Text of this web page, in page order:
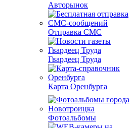
Авторынок
Отправка СМС
Гвардеец Труда
Карта Оренбурга
Фотоальбомы